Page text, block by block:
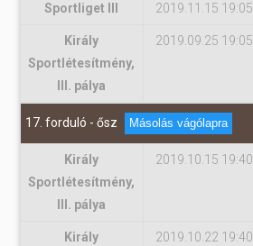
Sportliget III 2019.11.15 19:05
Király
Sportlétesítmény,
III. pálya
2019.09.25 19:05
17. forduló - ősz Másolás vágólapra
Király
Sportlétesítmény,
III. pálya
2019.10.15 19:40
Király
2019.10.22 19:40